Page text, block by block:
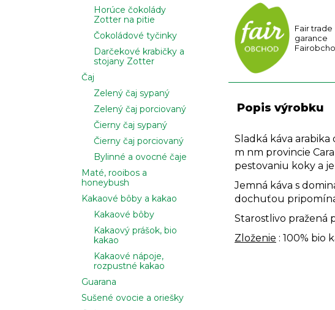
Horúce čokolády
Zotter na pitie
Čokoládové tyčinky
Darčekové krabičky a
stojany Zotter
Čaj
Zelený čaj sypaný
Zelený čaj porciovaný
Čierny čaj sypaný
Čierny čaj porciovaný
Bylinné a ovocné čaje
Maté, rooibos a
honeybush
Kakaové bôby a kakao
Kakaové bôby
Kakaový prášok, bio
kakao
Kakaové nápoje,
rozpustné kakao
Guarana
Sušené ovocie a oriešky
Fair trade
garance
Popis výrobku
Sladká káva
m nm provincie
pestovaniu koky a
Jemná káva s
dochuťou
Starostlivo pražená
Zloženie : 100% bio